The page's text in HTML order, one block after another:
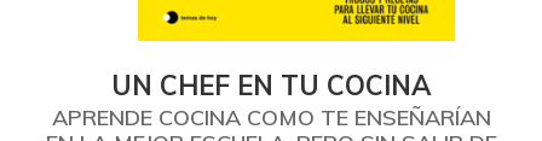
UN CHEF EN TU COCINA
APRENDE COCINA COMO TE ENSEÑARÍAN